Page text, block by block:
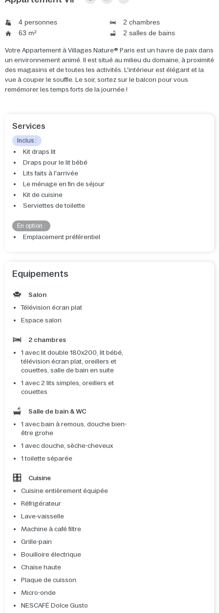
4 personnes
2 chambres
63 m²
2 salles de bains
Votre Appartement à Villages Nature® Paris est un havre de paix dans
un environnement animé. Il est situé au milieu du domaine, à proximité
des magasins et de toutes les activités. L'intérieur est élégant et la
vue à couper le souffle. Le soir, sortez sur le balcon pour vous
remémorer les temps forts de la journée !
Services
Inclus :
Kit draps lit
Draps pour le lit bébé
Lits faits à l'arrivée
Le ménage en fin de séjour
Kit de cuisine
Serviettes de toilette
En option :
Emplacement préférentiel
Equipements
Salon
Télévision écran plat
Espace salon
2 chambres
1 avec lit double 180x200, lit bébé,
télévision écran plat, oreillers et
couettes, salle de bain en suite
1 avec 2 lits simples, oreillers et
couettes
Salle de bain & WC
1 avec bain à remous, douche bien-
être grohe
1 avec douche, sèche-cheveux
1 toilette séparée
Cuisine
Cuisine entièrement équipée
Réfrigérateur
Lave-vaisselle
Machine à café filtre
Grille-pain
Bouilloire électrique
Chaise haute
Plaque de cuisson
Micro-onde
NESCAFÉ Dolce Gusto